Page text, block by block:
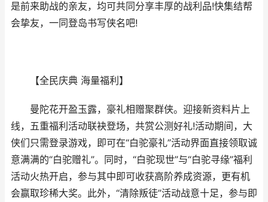
是前来助战的亲友，均可共同分享丰厚的战利品!快集结帮
会挚友，一同登岛书写侠名吧!
【全民庆典 海量福利】
曼陀花开盈玉露，豪礼相赠聚群侠。迎接新资料片上
线，五重福利活动联袂登场，共赏公测好礼!活动期间，大
侠们只需登录游戏，即可在“白驼豪礼”活动界面直接领取诚
意满满的“白驼赠礼”。同时，“白驼现世”与“白驼寻缘”福利
活动火热开启，参与其中即可收获高阶养成资源，更有机
会赢取珍稀大奖。此外，“清除叛徒”活动战意十足，参与即